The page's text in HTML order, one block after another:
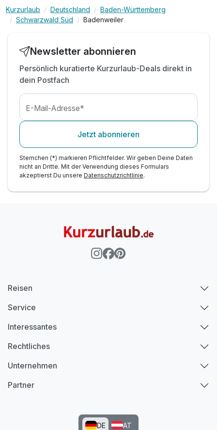
Großes Einzelzimmer
KONUS Gästekarte mit freier Fahrt im Nahverkehr
WLAN im ganzen Haus
Kurzurlaub Deutschland
Baden-Württemberg
Schwarzwald Süd
Badenweiler
Newsletter abonnieren
Persönlich kuratierte Kurzurlaub-Deals direkt in
dein Postfach
E-Mail-Adresse*
Jetzt abonnieren
Sternchen (*) markieren Pflichtfelder. Wir geben Deine Daten
nicht an Dritte. Mit der Verwendung dieses Formulars
akzeptierst Du unsere Datenschutzrichtlinie.
Reisen
Service
Interessantes
Rechtliches
Unternehmen
Partner
DE AT